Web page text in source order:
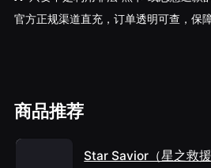
官方正规渠道直充，订单透明可查，保
商品推荐
Star Savior（星之救援